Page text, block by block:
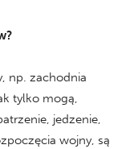
np. zachodnia
tylko mogą,
jedzenie,
wojny, są